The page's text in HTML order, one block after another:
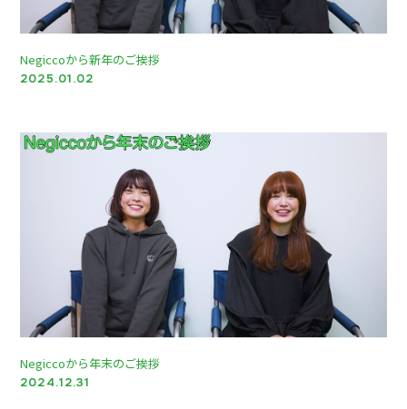
Negiccoから新年のご挨拶
2025.01.02
Negiccoから年末のご挨拶
2024.12.31